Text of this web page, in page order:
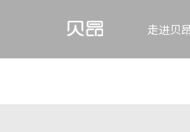
走进贝